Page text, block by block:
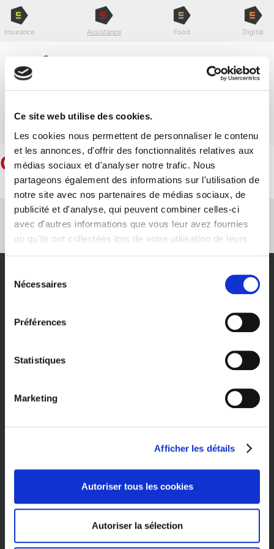
Ce site web utilise des cookies.
Les cookies nous permettent de personnaliser le contenu
et les annonces, d'offrir des fonctionnalités relatives aux
médias sociaux et d'analyser notre trafic. Nous
partageons également des informations sur l'utilisation de
notre site avec nos partenaires de médias sociaux, de
publicité et d'analyse, qui peuvent combiner celles-ci
avec d'autres informations que vous leur avez fournies
ou qu'ils ont collectées lors de votre utilisation de leurs
Nécessaires
Préférences
Statistiques
Marketing
Afficher les détails
Autoriser tous les cookies
Autoriser la sélection
Aller
contenu
Insurance Assistance Food Digital
CARTE
Insurance
Le pack pour vos
assurances
Assistance
Réparation de
sinistres en direct
Food
Traiteurs pour
événements
Digital
Bureaux,
coworking, services
PLAN DU SITE
Demande de devis
Privacy